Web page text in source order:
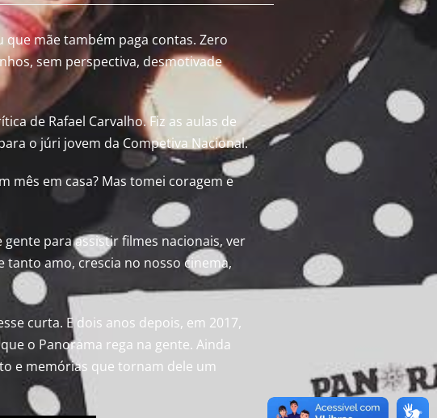
mãe também paga contas. Zero
sem perspectiva, desmotivade
de Rafael Carvalho. Fiz as aulas de
o júri jovem da Competiva Nacional.
mês em casa? Mas tomei coragem e
para assistir filmes nacionais, ver
tanto amo, crescia no nosso cinema,
curta. E dois anos depois, em 2017,
o Panorama rega na gente. Ainda
e memórias que tornam dele um